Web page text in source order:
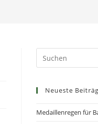
Neueste
Medaillenregen für